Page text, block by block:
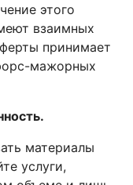
этого
взаимных
принимает
мажорных
материалы
услуги,